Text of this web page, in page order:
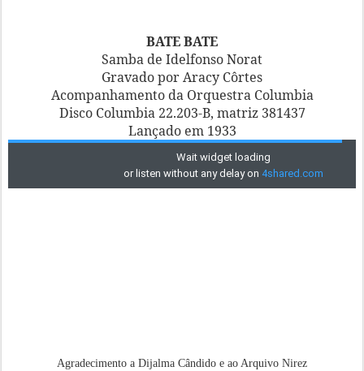
BATE BATE
Samba de Idelfonso Norat
Gravado por Aracy Côrtes
Acompanhamento da Orquestra Columbia
Disco Columbia 22.203-B, matriz 381437
Lançado em 1933
Agradecimento a Dijalma Cândido e ao Arquivo Nirez